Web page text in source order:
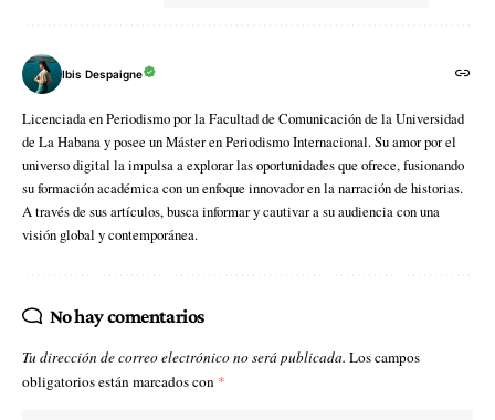
Ibis Despaigne
Licenciada en Periodismo por la Facultad de Comunicación de la Universidad
de La Habana y posee un Máster en Periodismo Internacional. Su amor por el
universo digital la impulsa a explorar las oportunidades que ofrece, fusionando
su formación académica con un enfoque innovador en la narración de historias.
A través de sus artículos, busca informar y cautivar a su audiencia con una
visión global y contemporánea.
No hay comentarios
Tu dirección de correo electrónico no será publicada. Los campos
obligatorios están marcados con *